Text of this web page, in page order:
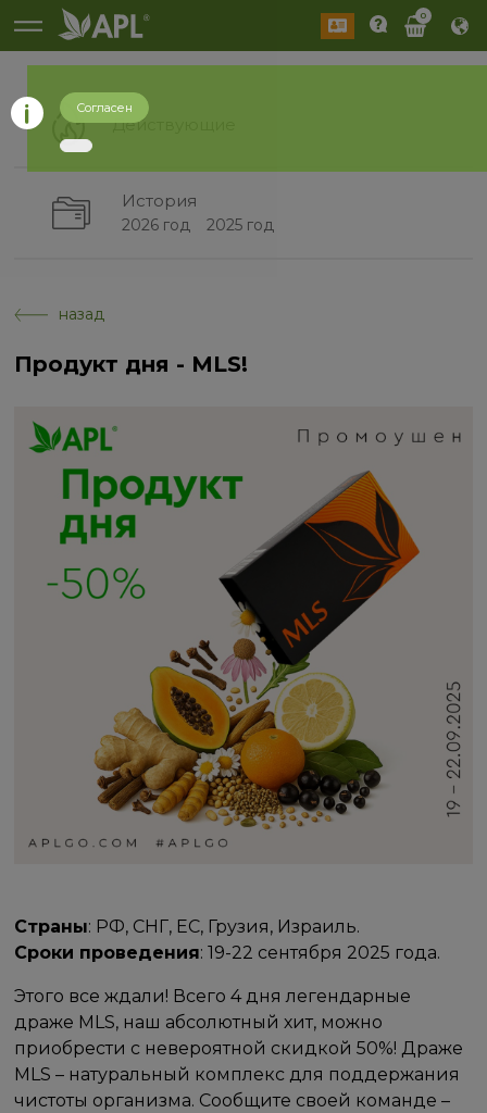
0
Действующие
История
2026 год 2025 год
назад
Продукт дня - MLS!
Страны: РФ, СНГ, ЕС, Грузия, Израиль.
Сроки проведения: 19-22 сентября 2025 года.
Этого все ждали! Всего 4 дня легендарные
драже MLS, наш абсолютный хит, можно
приобрести с невероятной скидкой 50%! Драже
MLS – натуральный комплекс для поддержания
чистоты организма. Сообщите своей команде –
Согласен